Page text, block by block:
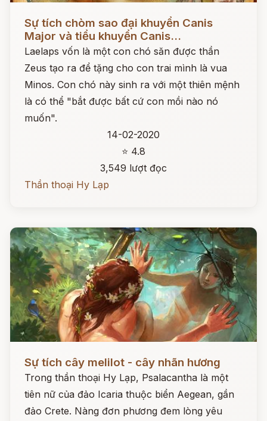
Sự tích chòm sao đại khuyển Canis
Major và tiểu khuyển Canis...
Laelaps vốn là một con chó săn được thần
Zeus tạo ra để tặng cho con trai mình là vua
Minos. Con chó này sinh ra với một thiên mệnh
là có thể "bắt được bất cứ con mồi nào nó
muốn".
14-02-2020
⭐ 4.8
3,549 lượt đọc
Thần thoại Hy Lạp
Sự tích cây melilot - cây nhãn hương
Trong thần thoại Hy Lạp, Psalacantha là một
tiên nữ của đảo Icaria thuộc biển Aegean, gần
đảo Crete. Nàng đơn phương đem lòng yêu